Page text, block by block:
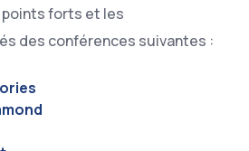
forts et les
des conférences suivantes :